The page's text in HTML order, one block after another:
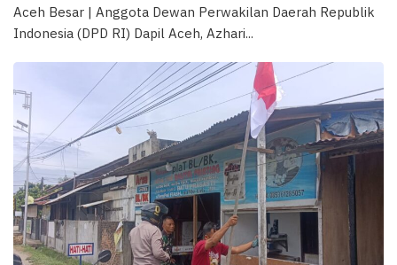
Aceh Besar | Anggota Dewan Perwakilan Daerah Republik
Indonesia (DPD RI) Dapil Aceh, Azhari...